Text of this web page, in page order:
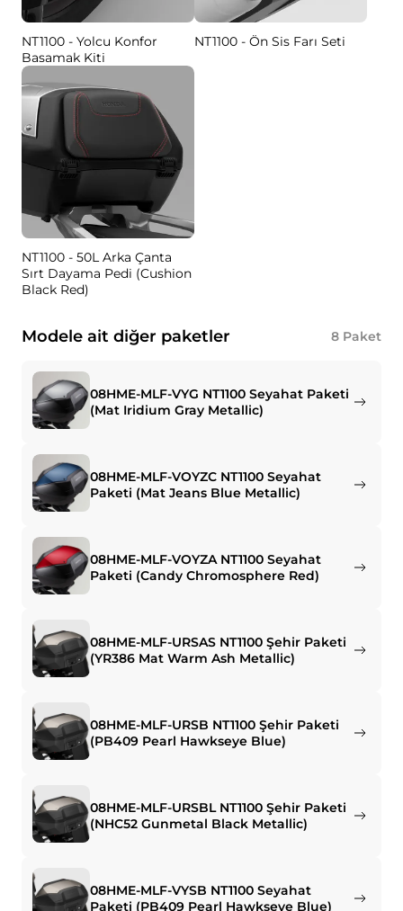
NT1100 - Yolcu Konfor
Basamak Kiti
NT1100 - Ön Sis Farı Seti
NT1100 - 50L Arka Çanta
Sırt Dayama Pedi (Cushion
Black Red)
Modele ait diğer paketler 8 Paket
08HME-MLF-VYG NT1100 Seyahat Paketi
(Mat Iridium Gray Metallic)
08HME-MLF-VOYZC NT1100 Seyahat
Paketi (Mat Jeans Blue Metallic)
08HME-MLF-VOYZA NT1100 Seyahat
Paketi (Candy Chromosphere Red)
08HME-MLF-URSAS NT1100 Şehir Paketi
(YR386 Mat Warm Ash Metallic)
08HME-MLF-URSB NT1100 Şehir Paketi
(PB409 Pearl Hawkseye Blue)
08HME-MLF-URSBL NT1100 Şehir Paketi
(NHC52 Gunmetal Black Metallic)
08HME-MLF-VYSB NT1100 Seyahat
Paketi (PB409 Pearl Hawkseye Blue)